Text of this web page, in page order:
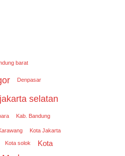
barat
Denpasar
jakarta selatan
Kab. Bandung
Kota Jakarta
Kota solok
Kota